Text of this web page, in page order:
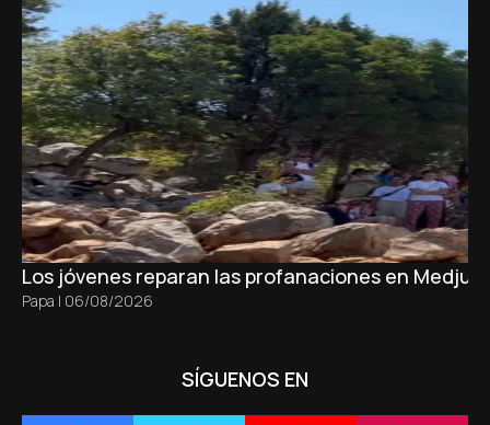
Los jóvenes reparan las profanaciones en
Papa | 06/08/2026
SÍGUENOS EN